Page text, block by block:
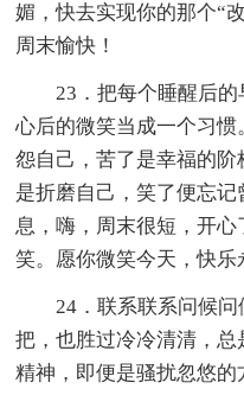
媚，快去实现你的那个“
周末愉快！
23．把每个睡醒后
心后的微笑当成一个习
怨自己，苦了是幸福的
是折磨自己，笑了便忘
息，嗨，周末很短，开
笑。愿你微笑今天，快乐
24．联系联系问候
把，也胜过冷冷清清，
精神，即便是骚扰忽悠